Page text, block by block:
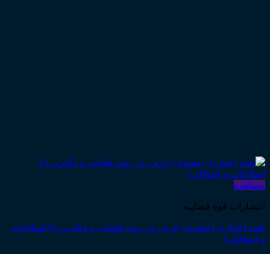
مشاهده
انتشارات قوه قضاییه
تعدد اعتباری (معنوی) جرم ـ در رویه قضایی و دکترین (با اصلاحات
و اضافات)